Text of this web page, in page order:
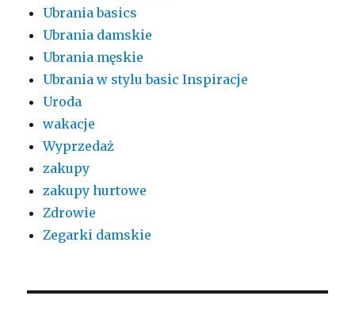
Ubrania basics
Ubrania damskie
Ubrania męskie
Ubrania w stylu basic Inspiracje
Uroda
wakacje
Wyprzedaż
zakupy
zakupy hurtowe
Zdrowie
Zegarki damskie